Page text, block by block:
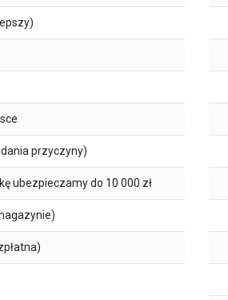
przyczyny)
ubezpieczamy do 10 000 zł